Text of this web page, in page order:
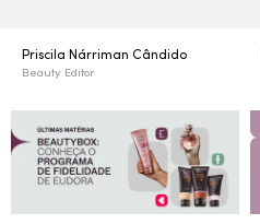
Priscila Nárriman Cândido
Beauty Editor